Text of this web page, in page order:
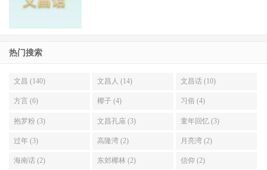
热门搜索
文昌 (140) 文昌人 (14) 文昌话 (10)
方言 (6) 椰子 (4) 习俗 (4)
抱罗粉 (3) 文昌孔庙 (3) 童年回忆 (3)
过年 (3) 高隆湾 (2) 月亮湾 (2)
海南话 (2) 东郊椰林 (2) 信仰 (2)